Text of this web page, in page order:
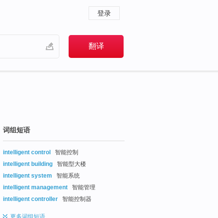
登录
词组短语
intelligent control
智能控制
intelligent building
智能型大楼
intelligent system
智能系统
intelligent management
智能管理
intelligent controller
智能控制器
更多词组短语